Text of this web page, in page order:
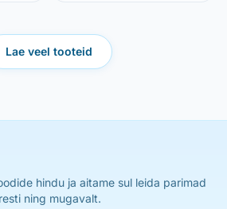
Lae veel tooteid
hindu ja aitame sul leida parimad
ning mugavalt.